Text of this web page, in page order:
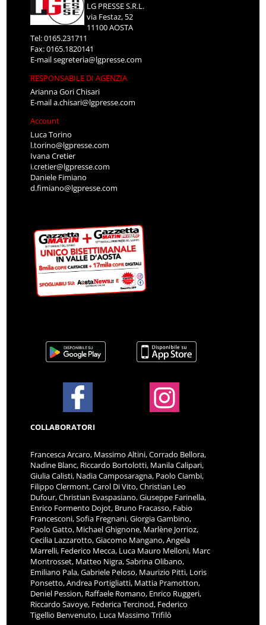
LG PRESSE S.R.L.
via Festaz, 52
11100 AOSTA
Tel: 0165.231711
Fax: 0165.1820141
E-mailsegreteria@lgpresse.com
RESPONSABILE DI AGENZIA
Arianna Gori Chisari
E-maila.chisari@lgpresse.com
Account
Luca Torino
l.torino@lgpresse.com
Ivana Cretier
i.cretier@lgpresse.com
Daniele Fimiano
d.fimiano@lgpresse.com
COLLABORATORI
Francesca Arcaro, Massimo Altini, Corrado Bellora,
Nadine Blanc, Riccardo Bortolotti, Manila Calipari,
Giulia Calisti, Nadia Camposaragna, Paolo Ciambi,
Filippo Clermont, Carol Di Vito, Christian Leo
Dufour, Christian Evaspasiano, Giuseppe Farinella,
Enrico Formento Dojot, Bruno Fracasso, Fabio
Francesconi, Sofia Fregnani, Giorgia Gambino,
Paolo Gatto, Michael Ghignone, Marlène Jorrioz,
Cecilia Lazzarotto, Giacomo Mangano, Angela
Marrelli, Federico Mecca, Luca Mauro Melloni, Marc
Montrosset, Matteo Nigra, Sabrina Olibano,
Emiliano Pala, Gabriele Peloso, Maurizio Pitti, Loris
Ponsetto, Andrea Portigliatti, Mattia Pramotton,
Deniel Pession, Raffaele Romano, Enrico Ruggeri,
Riccardo Savoye, Federica Tercinod, Federico
Tigellio Benvenuto, Luca Massimo Trifilò